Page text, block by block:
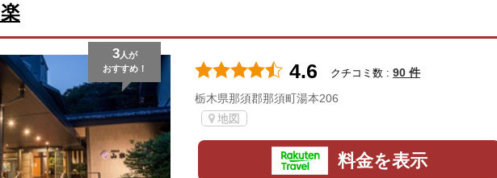
3人が
おすすめ！
4.6 クチコミ数 : 90 件
栃木県那須郡那須町湯本206
地図
料金を表示